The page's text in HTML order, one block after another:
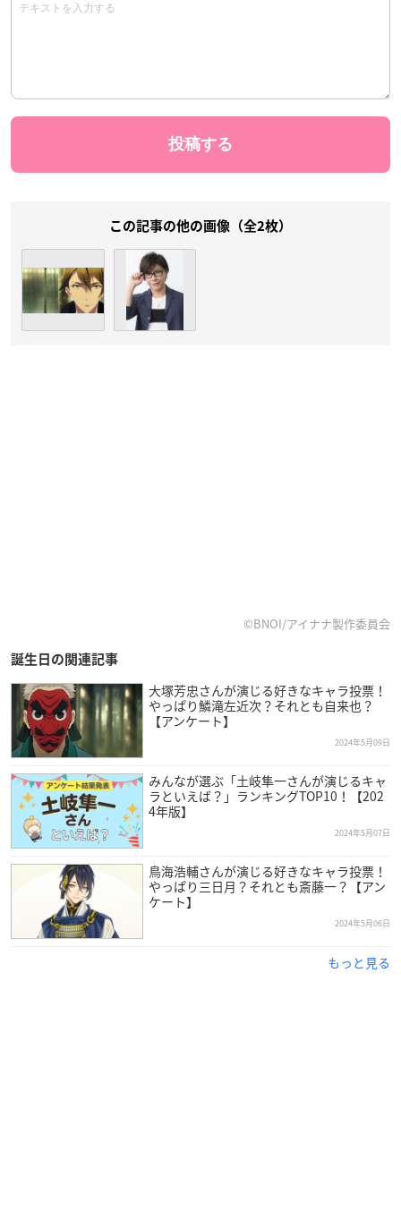
この記事の他の画像（全2枚）
©BNOI/アイナナ製作委員会
誕生日の関連記事
大塚芳忠さんが演じる好きなキャラ投票！
やっぱり鱗滝左近次？それとも自来也？
【アンケート】
2024年5月09日
みんなが選ぶ「土岐隼一さんが演じるキャ
ラといえば？」ランキングTOP10！【202
4年版】
2024年5月07日
鳥海浩輔さんが演じる好きなキャラ投票！
やっぱり三日月？それとも斎藤一？【アン
ケート】
2024年5月06日
もっと見る